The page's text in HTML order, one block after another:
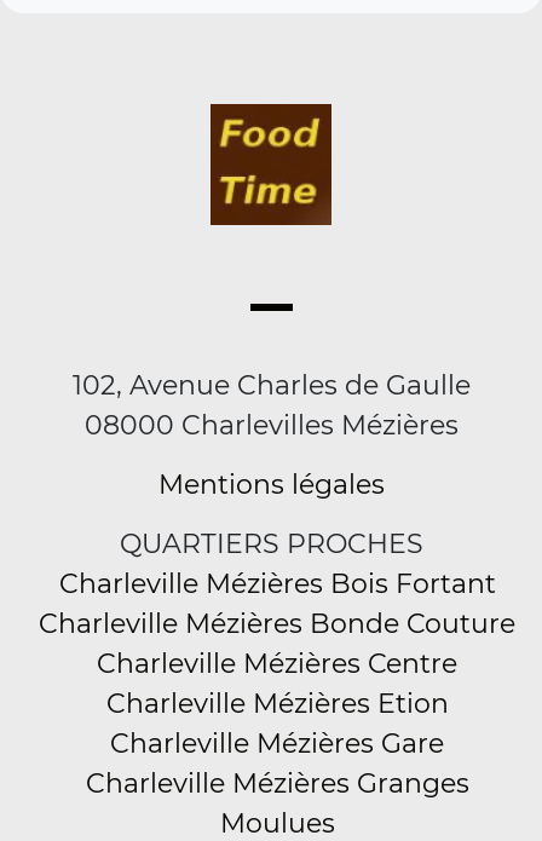
102, Avenue Charles de Gaulle
08000 Charlevilles Mézières
Mentions légales
QUARTIERS PROCHES
Charleville Mézières Bois Fortant
Charleville Mézières Bonde Couture
Charleville Mézières Centre
Charleville Mézières Etion
Charleville Mézières Gare
Charleville Mézières Granges
Moulues